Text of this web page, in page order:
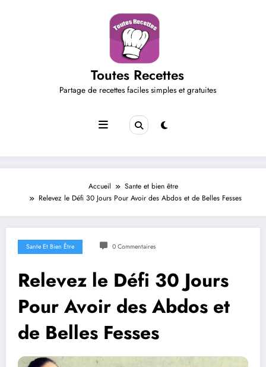
Toutes Recettes
Partage de recettes faciles simples et gratuites
Accueil
Sante et bien être
Relevez le Défi 30 Jours Pour Avoir des Abdos et de Belles Fesses
Sante Et Bien Être 0 Commentaires
Relevez le Défi 30 Jours
Pour Avoir des Abdos et
de Belles Fesses